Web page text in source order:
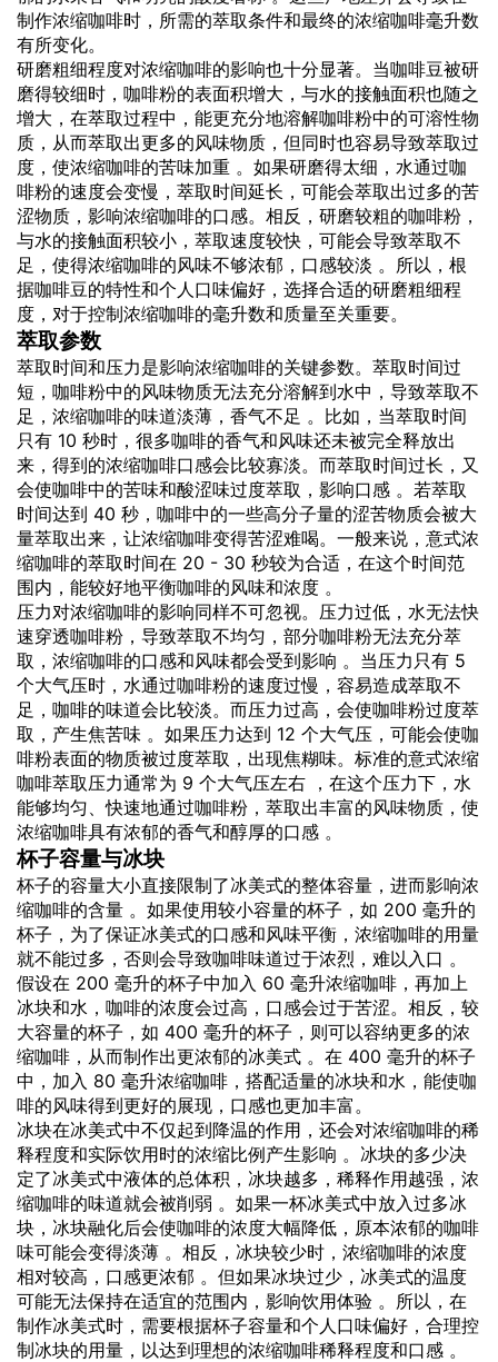
制作浓缩咖啡时，所需的萃取条件和最终的浓缩咖啡毫升数
有所变化。
研磨粗细程度对浓缩咖啡的影响也十分显著。当咖啡豆被研
磨得较细时，咖啡粉的表面积增大，与水的接触面积也随之
增大，在萃取过程中，能更充分地溶解咖啡粉中的可溶性物
质，从而萃取出更多的风味物质，但同时也容易导致萃取过
度，使浓缩咖啡的苦味加重 。如果研磨得太细，水通过咖
啡粉的速度会变慢，萃取时间延长，可能会萃取出过多的苦
涩物质，影响浓缩咖啡的口感。相反，研磨较粗的咖啡粉，
与水的接触面积较小，萃取速度较快，可能会导致萃取不
足，使得浓缩咖啡的风味不够浓郁，口感较淡 。所以，根
据咖啡豆的特性和个人口味偏好，选择合适的研磨粗细程
度，对于控制浓缩咖啡的毫升数和质量至关重要。
萃取参数
萃取时间和压力是影响浓缩咖啡的关键参数。萃取时间过
短，咖啡粉中的风味物质无法充分溶解到水中，导致萃取不
足，浓缩咖啡的味道淡薄，香气不足 。比如，当萃取时间
只有 10 秒时，很多咖啡的香气和风味还未被完全释放出
来，得到的浓缩咖啡口感会比较寡淡。而萃取时间过长，又
会使咖啡中的苦味和酸涩味过度萃取，影响口感 。若萃取
时间达到 40 秒，咖啡中的一些高分子量的涩苦物质会被大
量萃取出来，让浓缩咖啡变得苦涩难喝。一般来说，意式浓
缩咖啡的萃取时间在 20 - 30 秒较为合适，在这个时间范
围内，能较好地平衡咖啡的风味和浓度 。
压力对浓缩咖啡的影响同样不可忽视。压力过低，水无法快
速穿透咖啡粉，导致萃取不均匀，部分咖啡粉无法充分萃
取，浓缩咖啡的口感和风味都会受到影响 。当压力只有 5
个大气压时，水通过咖啡粉的速度过慢，容易造成萃取不
足，咖啡的味道会比较淡。而压力过高，会使咖啡粉过度萃
取，产生焦苦味 。如果压力达到 12 个大气压，可能会使咖
啡粉表面的物质被过度萃取，出现焦糊味。标准的意式浓缩
咖啡萃取压力通常为 9 个大气压左右 ，在这个压力下，水
能够均匀、快速地通过咖啡粉，萃取出丰富的风味物质，使
浓缩咖啡具有浓郁的香气和醇厚的口感 。
杯子容量与冰块
杯子的容量大小直接限制了冰美式的整体容量，进而影响浓
缩咖啡的含量 。如果使用较小容量的杯子，如 200 毫升的
杯子，为了保证冰美式的口感和风味平衡，浓缩咖啡的用量
就不能过多，否则会导致咖啡味道过于浓烈，难以入口 。
假设在 200 毫升的杯子中加入 60 毫升浓缩咖啡，再加上
冰块和水，咖啡的浓度会过高，口感会过于苦涩。相反，较
大容量的杯子，如 400 毫升的杯子，则可以容纳更多的浓
缩咖啡，从而制作出更浓郁的冰美式 。在 400 毫升的杯子
中，加入 80 毫升浓缩咖啡，搭配适量的冰块和水，能使咖
啡的风味得到更好的展现，口感也更加丰富。
冰块在冰美式中不仅起到降温的作用，还会对浓缩咖啡的稀
释程度和实际饮用时的浓缩比例产生影响 。冰块的多少决
定了冰美式中液体的总体积，冰块越多，稀释作用越强，浓
缩咖啡的味道就会被削弱 。如果一杯冰美式中放入过多冰
块，冰块融化后会使咖啡的浓度大幅降低，原本浓郁的咖啡
味可能会变得淡薄 。相反，冰块较少时，浓缩咖啡的浓度
相对较高，口感更浓郁 。但如果冰块过少，冰美式的温度
可能无法保持在适宜的范围内，影响饮用体验 。所以，在
制作冰美式时，需要根据杯子容量和个人口味偏好，合理控
制冰块的用量，以达到理想的浓缩咖啡稀释程度和口感 。